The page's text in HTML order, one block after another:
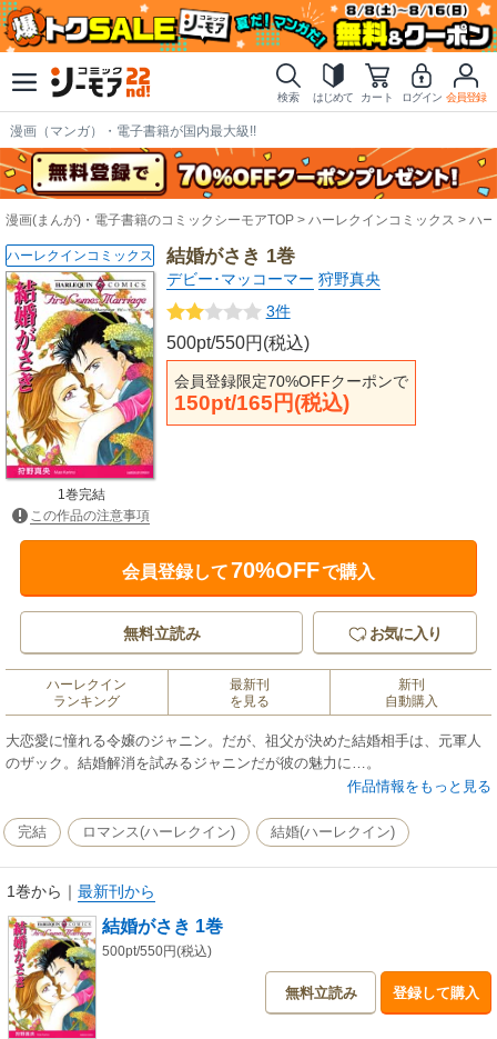
検索 はじめて カート ログイン 会員登録
漫画（マンガ）・電子書籍が国内最大級!!
漫画(まんが)・電子書籍のコミックシーモアTOP ハーレクインコミックス ハ
結婚がさき 1巻
デビー･マッコーマー 狩野真央
3件
500pt/550円(税込)
会員登録限定70%OFFクーポンで
150pt/165円(税込)
ハーレクインコミックス
1巻完結
この作品の注意事項
会員登録して70%OFFで購入
無料立読み お気に入り
ハーレクイン
ランキング
最新刊
を見る
新刊
自動購入
大恋愛に憧れる令嬢のジャニン。だが、祖父が決めた結婚相手は、元軍人
のザック。結婚解消を試みるジャニンだが彼の魅力に…。
作品情報をもっと見る
完結 ロマンス(ハーレクイン) 結婚(ハーレクイン)
1巻から ｜ 最新刊から
結婚がさき 1巻
500pt/550円(税込)
無料立読み 登録して購入